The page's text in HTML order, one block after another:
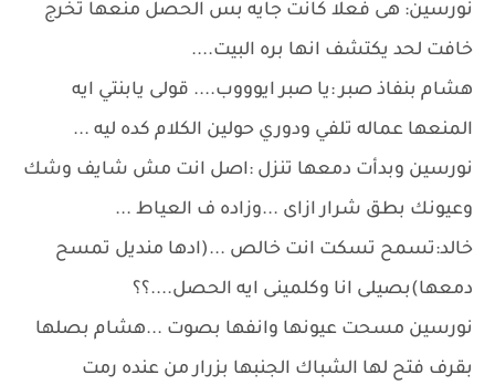
نورسين: هى فعلا كانت جايه بس الحصل منعها تخرج
خافت لحد يكتشف انها بره البيت....
هشام بنفاذ صبر :يا صبر ايوووب.... قولى يابنتي ايه
المنعها عماله تلفي ودوري حولين الكلام كده ليه ...
نورسين وبدأت دمعها تنزل :اصل انت مش شايف وشك
وعيونك بطق شرار ازاى ...وزاده ف العياط ...
خالد:تسمح تسكت انت خالص ...(ادها منديل تمسح
دمعها)بصيلى انا وكلمينى ايه الحصل....؟؟
نورسين مسحت عيونها وانفها بصوت ...هشام بصلها
بقرف فتح لها الشباك الجنبها بزرار من عنده رمت